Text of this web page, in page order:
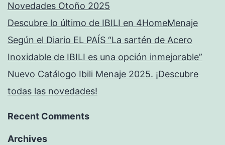
Novedades Otoño 2025
Descubre lo último de IBILI en 4HomeMenaje
Según el Diario EL PAÍS “La sartén de Acero
Inoxidable de IBILI es una opción inmejorable”
Nuevo Catálogo Ibili Menaje 2025. ¡Descubre
todas las novedades!
Recent Comments
Archives